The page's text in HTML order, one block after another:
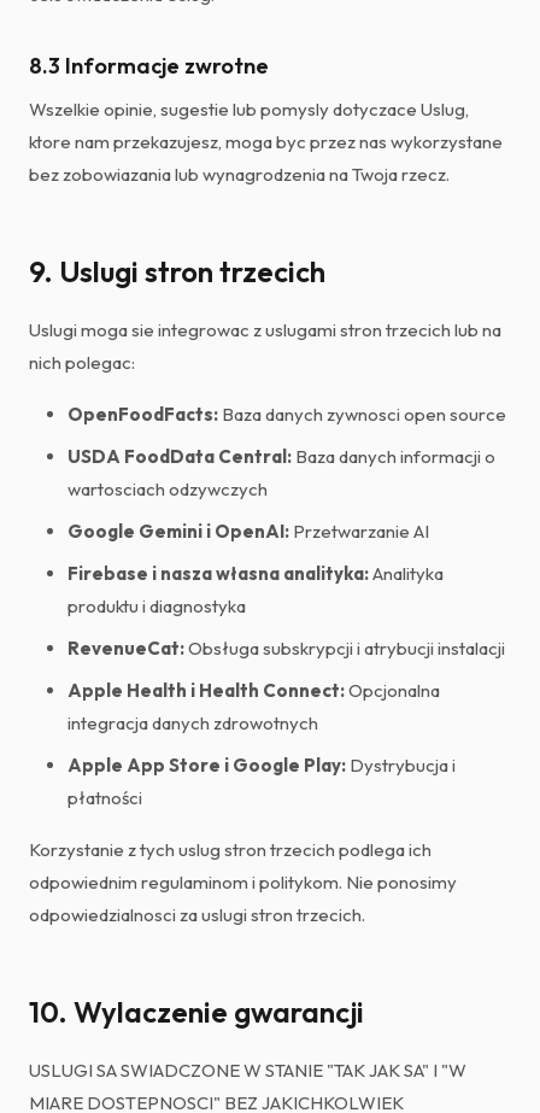
8.3 Informacje zwrotne
Wszelkie opinie, sugestie lub pomysly dotyczace Uslug,
ktore nam przekazujesz, moga byc przez nas wykorzystane
bez zobowiazania lub wynagrodzenia na Twoja rzecz.
9. Uslugi stron trzecich
Uslugi moga sie integrowac z uslugami stron trzecich lub na
nich polegac:
OpenFoodFacts: Baza danych zywnosci open source
USDA FoodData Central: Baza danych informacji o
wartosciach odzywczych
Google Gemini i OpenAI: Przetwarzanie AI
Firebase i nasza własna analityka:Analityka
produktu i diagnostyka
RevenueCat:Obsługa subskrypcji i atrybucji instalacji
Apple Health i Health Connect:Opcjonalna
integracja danych zdrowotnych
Apple App Store i Google Play: Dystrybucja i
płatności
Korzystanie z tych uslug stron trzecich podlega ich
odpowiednim regulaminom i politykom. Nie ponosimy
odpowiedzialnosci za uslugi stron trzecich.
10. Wylaczenie gwarancji
USLUGI SA SWIADCZONE W STANIE "TAK JAK SA" I "W
MIARE DOSTEPNOSCI" BEZ JAKICHKOLWIEK